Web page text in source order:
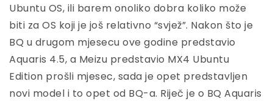
Ubuntu OS, ili barem onoliko dobra koliko može
biti za OS koji je još relativno “svjež”. Nakon što je
BQ u drugom mjesecu ove godine predstavio
Aquaris 4.5, a Meizu predstavio MX4 Ubuntu
Edition prošli mjesec, sada je opet predstavljen
novi model i to opet od BQ-a. Riječ je o BQ Aquaris